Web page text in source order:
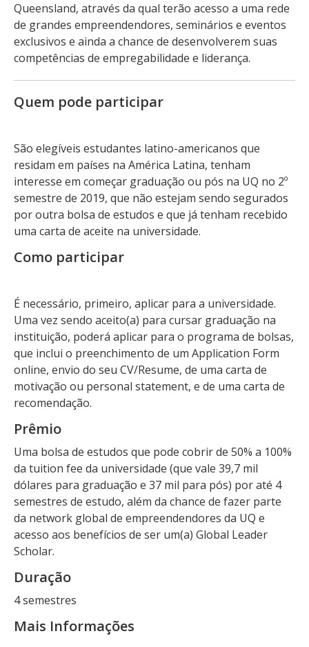
Queensland, através da qual terão acesso a uma rede
de grandes empreendendores, seminários e eventos
exclusivos e ainda a chance de desenvolverem suas
competências de empregabilidade e liderança.
Quem pode participar
São elegíveis estudantes latino-americanos que
residam em países na América Latina, tenham
interesse em começar graduação ou pós na UQ no 2º
semestre de 2019, que não estejam sendo segurados
por outra bolsa de estudos e que já tenham recebido
uma carta de aceite na universidade.
Como participar
É necessário, primeiro, aplicar para a universidade.
Uma vez sendo aceito(a) para cursar graduação na
instituição, poderá aplicar para o programa de bolsas,
que inclui o preenchimento de um Application Form
online, envio do seu CV/Resume, de uma carta de
motivação ou personal statement, e de uma carta de
recomendação.
Prêmio
Uma bolsa de estudos que pode cobrir de 50% a 100%
da tuition fee da universidade (que vale 39,7 mil
dólares para graduação e 37 mil para pós) por até 4
semestres de estudo, além da chance de fazer parte
da network global de empreendendores da UQ e
acesso aos benefícios de ser um(a) Global Leader
Scholar.
Duração
4 semestres
Mais Informações